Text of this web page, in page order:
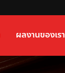
ผลงานของเรา